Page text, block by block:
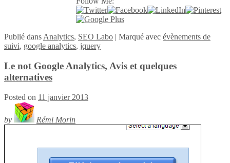
Publié dans Analytics, SEO Labo | Marqué avec évènements de
suivi, google analytics, jquery
Le not Google Analytics, Avis et quelques
alternatives
Posted on 11 janvier 2013
by Rémi Morin